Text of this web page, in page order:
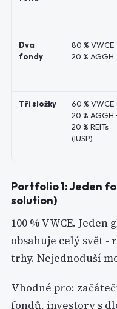
Dva
fondy
80 % VWCE
20 % AGGH
Tři složky
60 % VWCE
20 % AGGH
20 % REITs
(IUSP)
Portfolio 1: Jeden
solution)
100 % VWCE.
obsahuje celý svět
trhy. Nejednoduší
Vhodné pro:
fondů, investory s